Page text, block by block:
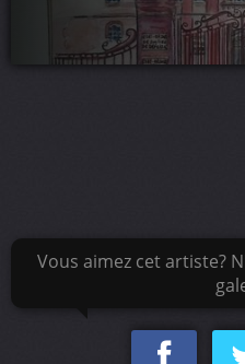
Vous aimez cet artiste?